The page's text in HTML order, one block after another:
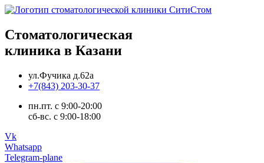
Стоматологическая
клиника в Казани
ул.Фучика д.62а
+7(843) 203-30-37
пн.пт. с 9:00-20:00
сб-вс. с 9:00-18:00
Vk
Whatsapp
Telegram-plane